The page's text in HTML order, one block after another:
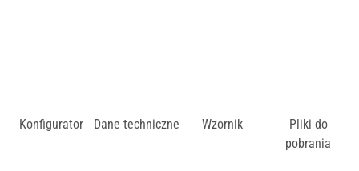
Dostępny w różnych konfiguracjach kolorystycznych.
Konfigurator Dane techniczne Wzornik
Pliki do
pobrania